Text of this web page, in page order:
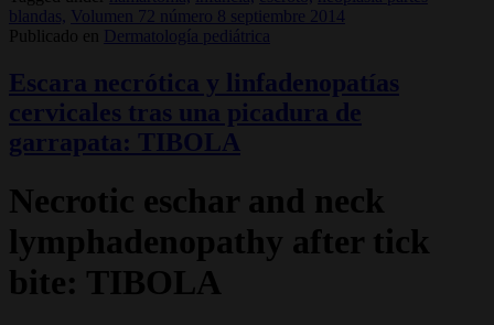
blandas,
Volumen 72 número 8 septiembre 2014
Publicado en
Dermatología pediátrica
Escara necrótica y linfadenopatías
cervicales tras una picadura de
garrapata: TIBOLA
Necrotic eschar and neck
lymphadenopathy after tick
bite: TIBOLA